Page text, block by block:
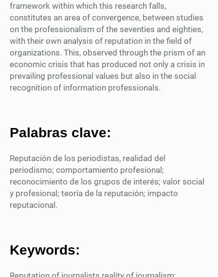
framework within which this research falls,
constitutes an area of convergence, between studies
on the professionalism of the seventies and eighties,
with their own analysis of reputation in the field of
organizations. This, observed through the prism of an
economic crisis that has produced not only a crisis in
prevailing professional values but also in the social
recognition of information professionals.
Palabras clave:
Reputación de los periodistas, realidad del
periodismo; comportamiento profesional;
reconocimiento de los grupos de interés; valor social
y profesional; teoría de la reputación; impacto
reputacional.
Keywords: